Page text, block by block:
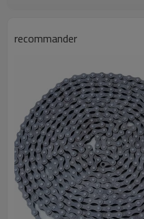
recommander